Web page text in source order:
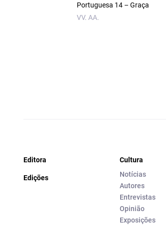
Portuguesa 14 – Graça
VV. AA.
Editora
Edições
Cultura
Notícias
Autores
Entrevistas
Opinião
Exposições